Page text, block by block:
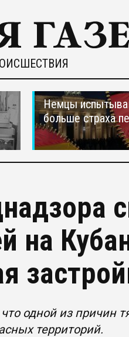
Немцы
больше страха
на
одной из причин
территорий.